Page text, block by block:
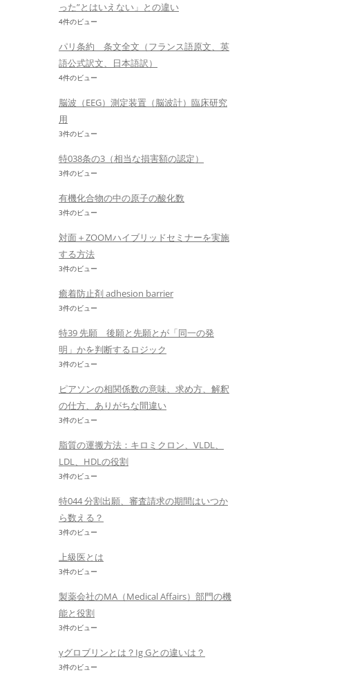
った”とはいえない」との違い
4件のビュー
パリ条約 条文全文（フランス語原文、英
語公式訳文、日本語訳）
4件のビュー
脳波（EEG）測定装置（脳波計）臨床研究
用
3件のビュー
特038条の3（相当な損害額の認定）
3件のビュー
有機化合物の中の原子の酸化数
3件のビュー
対面＋ZOOMハイブリッドセミナーを実施
する方法
3件のビュー
癒着防止剤 adhesion barrier
3件のビュー
特39 先願 後願と先願とが「同一の発
明」かを判断するロジック
3件のビュー
ピアソンの相関係数の意味、求め方、解釈
の仕方、ありがちな間違い
3件のビュー
脂質の運搬方法：キロミクロン、VLDL、
LDL、HDLの役割
3件のビュー
特044 分割出願、審査請求の期間はいつか
ら数える？
3件のビュー
上級医とは
3件のビュー
製薬会社のMA（Medical Affairs）部門の機
能と役割
3件のビュー
γグロブリンとは？Ig Gとの違いは？
3件のビュー